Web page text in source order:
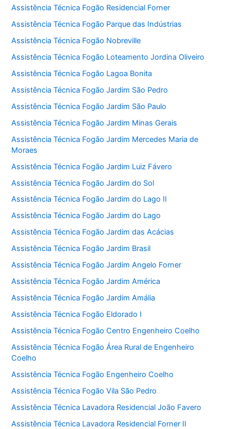
Assistência Técnica Fogão Residencial Forner
Assistência Técnica Fogão Parque das Indústrias
Assistência Técnica Fogão Nobreville
Assistência Técnica Fogão Loteamento Jordina Oliveiro
Assistência Técnica Fogão Lagoa Bonita
Assistência Técnica Fogão Jardim São Pedro
Assistência Técnica Fogão Jardim São Paulo
Assistência Técnica Fogão Jardim Minas Gerais
Assistência Técnica Fogão Jardim Mercedes Maria de
Moraes
Assistência Técnica Fogão Jardim Luiz Fávero
Assistência Técnica Fogão Jardim do Sol
Assistência Técnica Fogão Jardim do Lago II
Assistência Técnica Fogão Jardim do Lago
Assistência Técnica Fogão Jardim das Acácias
Assistência Técnica Fogão Jardim Brasil
Assistência Técnica Fogão Jardim Angelo Forner
Assistência Técnica Fogão Jardim América
Assistência Técnica Fogão Jardim Amália
Assistência Técnica Fogão Eldorado I
Assistência Técnica Fogão Centro Engenheiro Coelho
Assistência Técnica Fogão Área Rural de Engenheiro
Coelho
Assistência Técnica Fogão Engenheiro Coelho
Assistência Técnica Fogão Vila São Pedro
Assistência Técnica Lavadora Residencial João Favero
Assistência Técnica Lavadora Residencial Forner II